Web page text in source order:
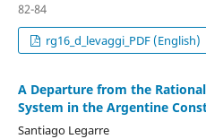
82-84
rg16_d_levaggi_PDF (English)
A Departure from the
System in the Argentine
Santiago Legarre